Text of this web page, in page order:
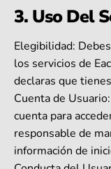
3. Uso Del
Elegibilidad:
los servicios de
declaras que
Cuenta de
cuenta para
responsable de
información de